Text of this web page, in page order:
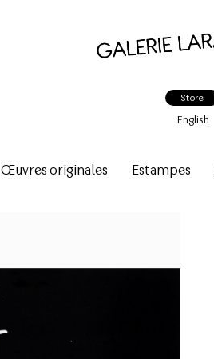
Store
English
Œuvres originales Estampes